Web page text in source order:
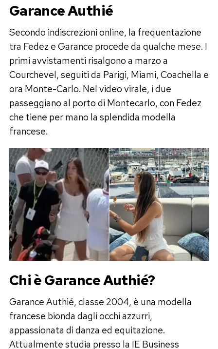
Garance Authié
Secondo indiscrezioni online, la frequentazione
tra Fedez e Garance procede da qualche mese. I
primi avvistamenti risalgono a marzo a
Courchevel, seguiti da Parigi, Miami, Coachella e
ora Monte-Carlo. Nel video virale, i due
passeggiano al porto di Montecarlo, con Fedez
che tiene per mano la splendida modella
francese.
Chi è Garance Authié?
Garance Authié, classe 2004, è una modella
francese bionda dagli occhi azzurri,
appassionata di danza ed equitazione.
Attualmente studia presso la IE Business